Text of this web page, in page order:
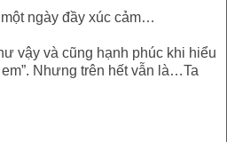
ngày đầy xúc cảm…
vậy và cũng hạnh phúc khi hiểu
Nhưng trên hết vẫn là…Ta